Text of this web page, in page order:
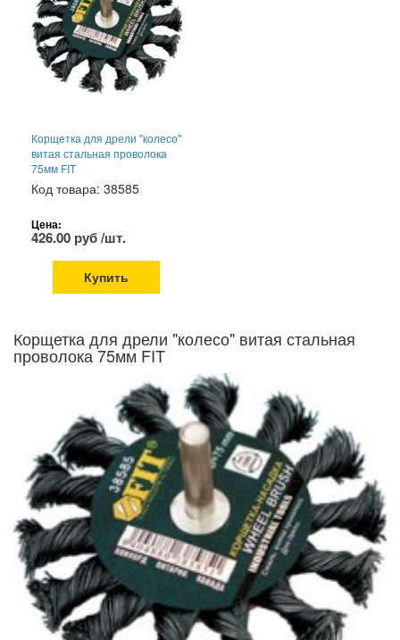
Корщетка для дрели "колесо"
витая стальная проволока
75мм FIT
Код товара: 38585
Цена:
426.00 руб /шт.
Купить
Корщетка для дрели "колесо" витая стальная
проволока 75мм FIT